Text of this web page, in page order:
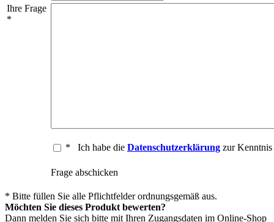
Ihre Frage
*
* Ich habe die Datenschutzerklärung zur Kenntnis
Frage abschicken
* Bitte füllen Sie alle Pflichtfelder ordnungsgemäß aus.
Möchten Sie dieses Produkt bewerten?
Dann melden Sie sich bitte mit Ihren Zugangsdaten im Online-Shop